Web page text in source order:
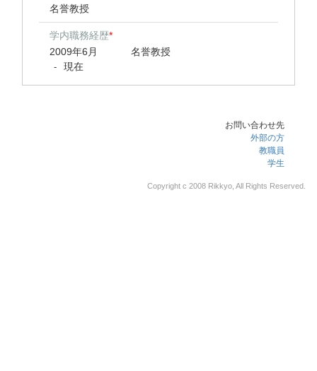
名誉教授
学内職務経歴*
2009年6月
- 現在
名誉教授
お問い合わせ先
外部の方
教職員
学生
Copyright c 2008 Rikkyo, All Rights Reserved.